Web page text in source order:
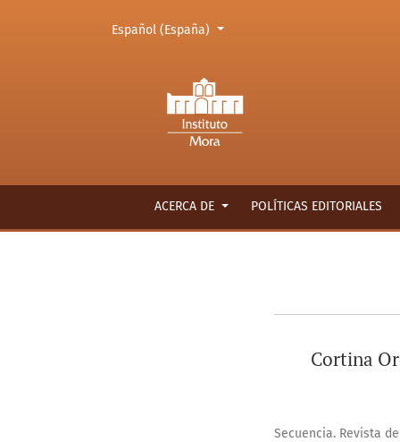
Detalles de autor/a
Cambiar el idioma. El actual es:
Español (España)
ACERCA DE POLÍTICAS EDITORIALES
Cortina
Secuencia. Revista